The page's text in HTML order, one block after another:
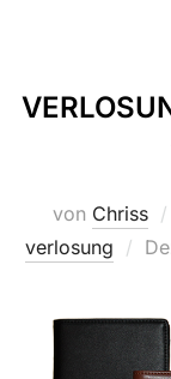
von Chriss
verlosung